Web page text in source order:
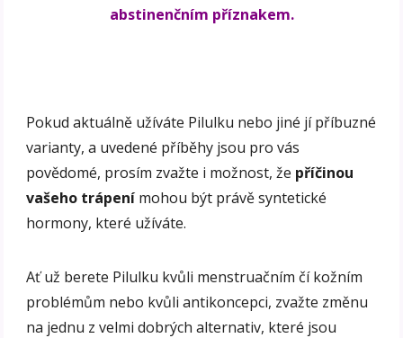
abstinenčním příznakem.
Pokud aktuálně užíváte Pilulku nebo jiné jí příbuzné
varianty, a uvedené příběhy jsou pro vás
povědomé, prosím zvažte i možnost, že příčinou
vašeho trápení mohou být právě syntetické
hormony, které užíváte.
Ať už berete Pilulku kvůli menstruačním čí kožním
problémům nebo kvůli antikoncepci, zvažte změnu
na jednu z velmi dobrých alternativ, které jsou